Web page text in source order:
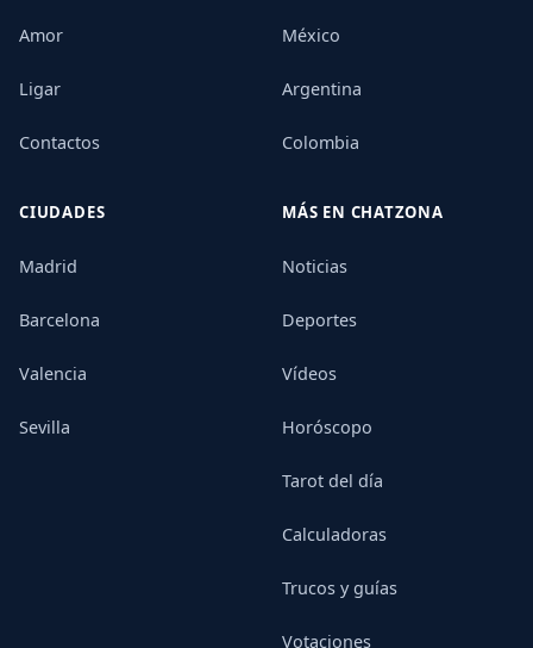
Amor
Ligar
Contactos
México
Argentina
Colombia
CIUDADES
Madrid
Barcelona
Valencia
Sevilla
MÁS EN CHATZONA
Noticias
Deportes
Vídeos
Horóscopo
Tarot del día
Calculadoras
Trucos y guías
Votaciones